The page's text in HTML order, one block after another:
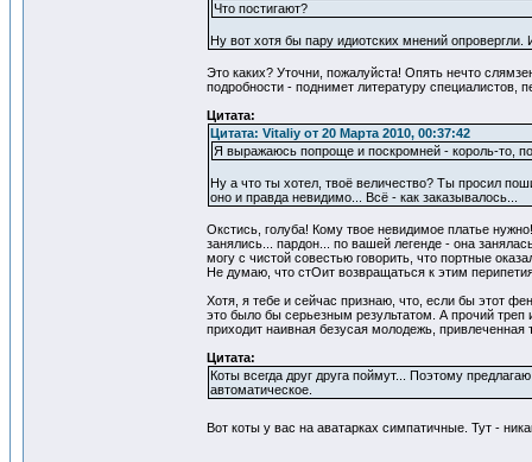
Что постигают?
Ну вот хотя бы пару идиотских мнений
Это каких? Уточни, пожалуйста! Опять нечто
подробности - поднимет литературу специалистов,
Цитата:
Цитата: Vitaliy от 20 Марта 2010, 00:37:42
Я выражаюсь попроще и поскромней - король-то,
Ну а что ты хотел, твоё величество? Ты просил
оно и правда невидимо... Всё - как заказывалось...
Окстись, голуба! Кому твое невидимое платье
занялись... пардон... по вашей легенде - она
могу с чистой совестью говорить, что портные
Не думаю, что стОит возвращаться к этим
Хотя, я тебе и сейчас признаю, что, если бы этот
это было бы серьезным результатом. А прочий
приходит наивная безусая молодежь,
Цитата:
Коты всегда друг друга поймут... Поэтому
автоматическое.
Вот коты у вас на аватарках симпатичные. Тут -